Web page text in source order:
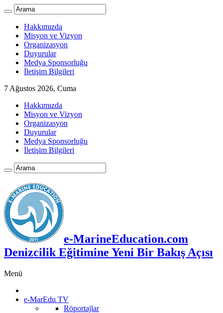
Hakkımızda
Misyon ve Vizyon
Organizasyon
Duyurular
Medya Sponsorluğu
İletişim Bilgileri
7 Ağustos 2026, Cuma
Hakkımızda
Misyon ve Vizyon
Organizasyon
Duyurular
Medya Sponsorluğu
İletişim Bilgileri
e-MarineEducation.com
Denizcilik Eğitimine Yeni Bir Bakış Açısı
Menü
e-MarEdu TV
Röportajlar